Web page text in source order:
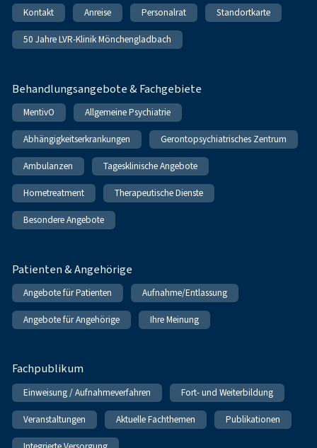
Kontakt Anreise Personalrat Standortkarte
50 Jahre LVR-Klinik Mönchengladbach
Behandlungsangebote & Fachgebiete
MentivO Allgemeine Psychiatrie
Abhängigkeitserkrankungen Gerontopsychiatrisches Zentrum
Ambulanzen Tagesklinische Angebote
Hometreatment Therapeutische Dienste
Besondere Angebote
Patienten & Angehörige
Angebote für Patienten Aufnahme/Entlassung
Angebote für Angehörige Ihre Meinung
Fachpublikum
Einweisung / Aufnahmeverfahren Fort- und Weiterbildung
Veranstaltungen Aktuelle Fachthemen Publikationen